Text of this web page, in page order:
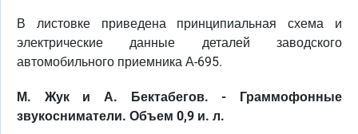
В листовке приведена принципиальная схема и
электрические данные деталей заводского
автомобильного приемника А-695.
М. Жук и А. Бектабегов. - Граммофонные
звукосниматели. Объем 0,9 и. л.